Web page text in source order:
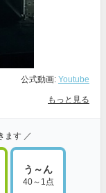
公式動画: Youtube
もっと見る
ます ／
う～ん
40～1点